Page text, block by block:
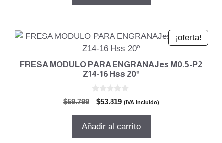
¡oferta!
FRESA MODULO PARA ENGRANAJes M0.5-P2
Z14-16 Hss 20º
$59.799
El
original
$53.819El
actual
(IVA incluido)
Añadir al carrito